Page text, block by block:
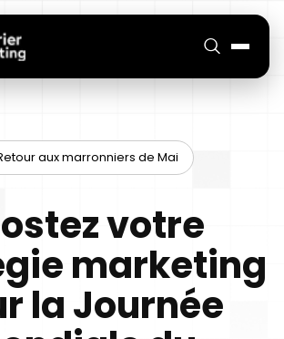
aux marronniers de Mai
votre
marketing
la Journée